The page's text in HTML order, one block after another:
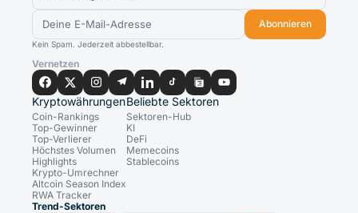
Abonnieren
Kein Spam. Jederzeit abbestellbar.
Vernetzen
Kryptowährungen
Coin-Rankings
Top-Gewinner
Top-Verlierer
Höchstes Volumen
Highlights
Krypto-Umrechner
Altcoin Season Index
RWA Tracker
Beliebte Sektoren
Sektoren-Hub
KI
DeFi
Memecoins
Stablecoins
Trend-Sektoren